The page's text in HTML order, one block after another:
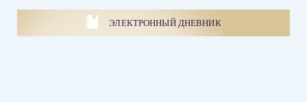
ЭЛЕКТРОННЫЙ ДНЕВНИК